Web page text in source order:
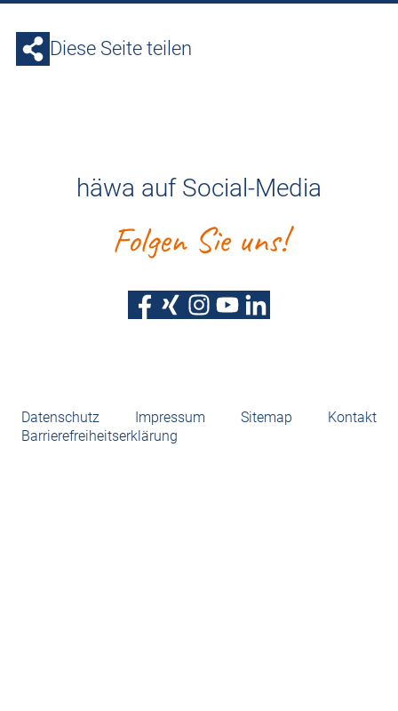
Diese Seite teilen
häwa auf Social-Media
Folgen Sie uns!
Datenschutz Impressum Sitemap
Kontakt
Barrierefreiheitserklärung